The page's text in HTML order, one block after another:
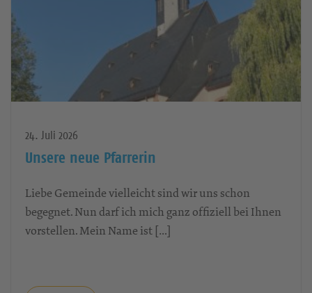
24. Juli 2026
Unsere neue Pfarrerin
Liebe Gemeinde vielleicht sind wir uns schon
begegnet. Nun darf ich mich ganz offiziell bei Ihnen
vorstellen. Mein Name ist […]